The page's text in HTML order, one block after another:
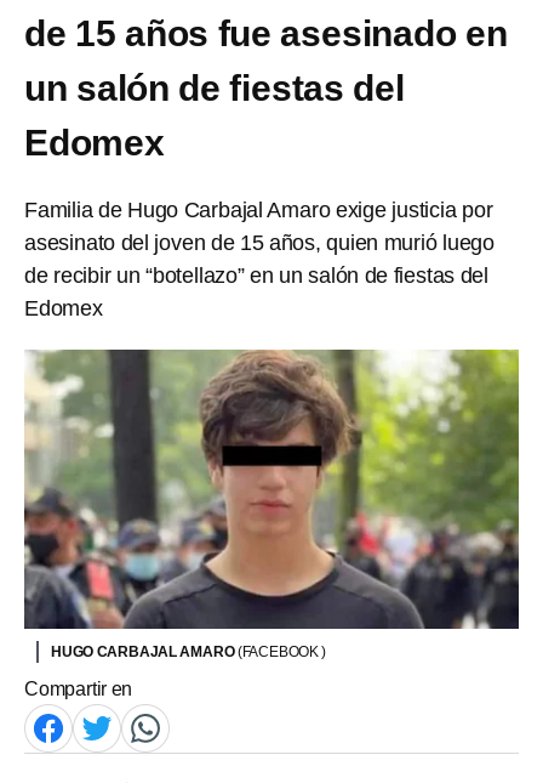
de 15 años fue asesinado en
un salón de fiestas del
Edomex
Familia de Hugo Carbajal Amaro exige justicia por
asesinato del joven de 15 años, quien murió luego
de recibir un “botellazo” en un salón de fiestas del
Edomex
HUGO CARBAJAL AMARO(FACEBOOK )
Compartir en